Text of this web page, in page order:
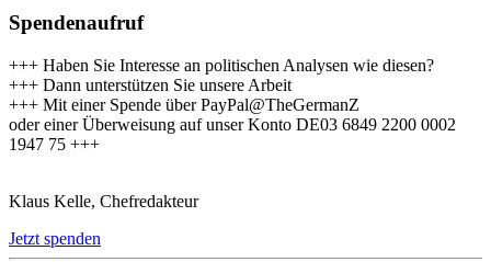
Spendenaufruf
+++ Haben Sie Interesse an politischen Analysen wie diesen?
+++ Dann unterstützen Sie unsere Arbeit
+++ Mit einer Spende über PayPal@TheGermanZ
oder einer Überweisung auf unser Konto DE03 6849 2200 0002
1947 75 +++
Klaus Kelle, Chefredakteur
Jetzt spenden